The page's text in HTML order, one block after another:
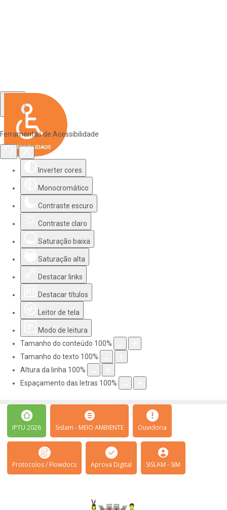
Ferramentas de Acessibilidade
Inverter cores
Monocromático
Contraste escuro
Contraste claro
Saturação baixa
Saturação alta
Destacar links
Destacar títulos
Leitor de tela
Modo de leitura
Tamanho do conteúdo 100%
Tamanho do texto 100%
Altura da linha 100%
Espaçamento das letras 100%
IPTU 2026 Sislam - MEIO AMBIENTE Ouvidoria
Protocolos / Flowdocs Aprova Digital SISLAM - SIM